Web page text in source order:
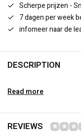
Scherpe prijzen -
7 dagen per week
infomeer naar de
DESCRIPTION
Read more
REVIEWS